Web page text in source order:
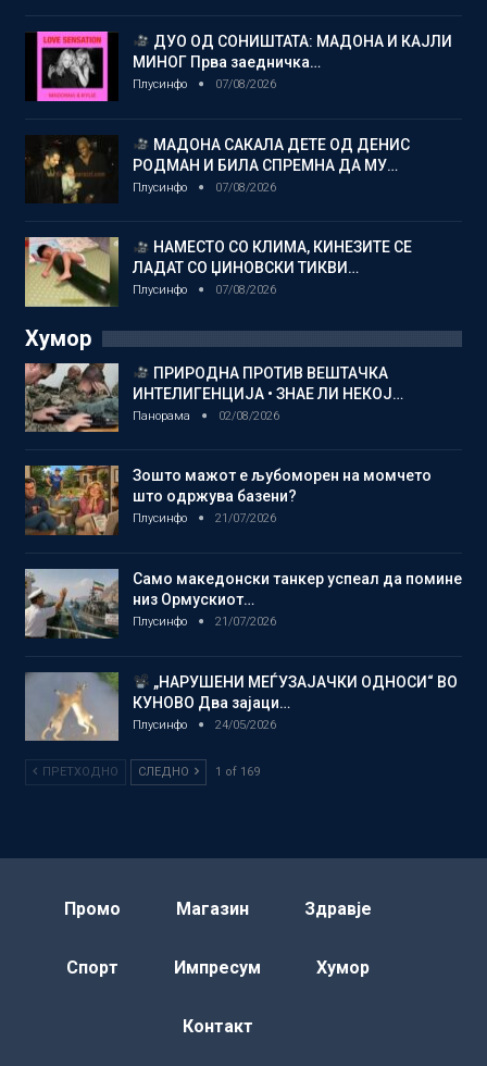
ДУО ОД СОНИШТАТА: МАДОНА И КАЈЛИ
МИНОГ Прва заедничка…
Плусинфо 07/08/2026
МАДОНА САКАЛА ДЕТЕ ОД ДЕНИС
РОДМАН И БИЛА СПРЕМНА ДА МУ…
Плусинфо 07/08/2026
НАМЕСТО СО КЛИМА, КИНЕЗИТЕ СЕ
ЛАДАТ СО ЏИНОВСКИ ТИКВИ…
Плусинфо 07/08/2026
Хумор
ПРИРОДНА ПРОТИВ ВЕШТАЧКА
ИНТЕЛИГЕНЦИЈА • ЗНАЕ ЛИ НЕКОЈ…
Панорама 02/08/2026
Зошто мажот е љубоморен на момчето
што одржува базени?
Плусинфо 21/07/2026
Само македонски танкер успеал да помине
низ Ормускиот…
Плусинфо 21/07/2026
„НАРУШЕНИ МЕЃУЗАЈАЧКИ ОДНОСИ“ ВО
КУНОВО Два зајаци…
Плусинфо 24/05/2026
ПРЕТХОДНО СЛЕДНО 1 of 169
Промо Магазин Здравје
Спорт Импресум Хумор
Контакт